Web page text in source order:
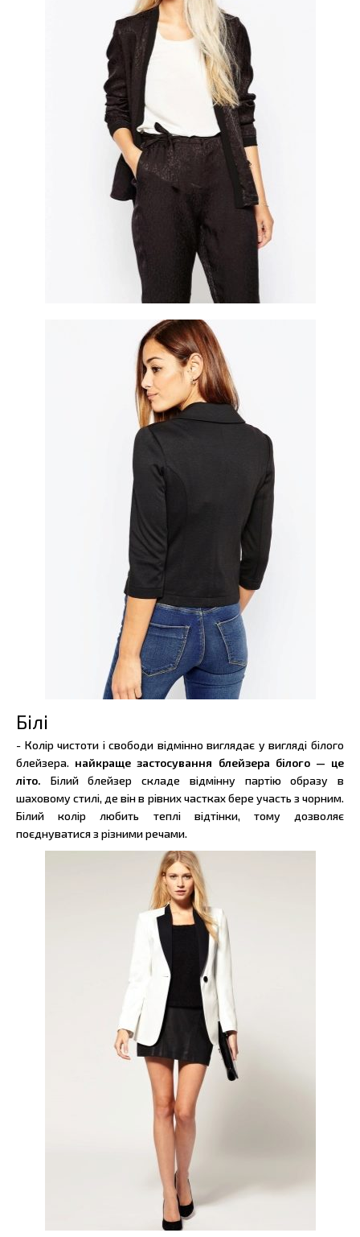
Білі
- Колір чистоти і свободи відмінно виглядає у вигляді білого
блейзера. найкраще застосування блейзера білого — це
літо. Білий блейзер складе відмінну партію образу в
шаховому стилі, де він в рівних частках бере участь з чорним.
Білий колір любить теплі відтінки, тому дозволяє
поєднуватися з різними речами.